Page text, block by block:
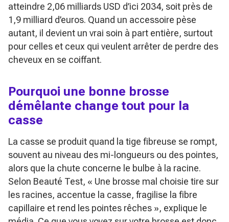
atteindre 2,06 milliards USD d’ici 2034, soit près de
1,9 milliard d’euros. Quand un accessoire pèse
autant, il devient un vrai soin à part entière, surtout
pour celles et ceux qui veulent arrêter de perdre des
cheveux en se coiffant.
Pourquoi une bonne brosse
démêlante change tout pour la
casse
La casse se produit quand la tige fibreuse se rompt,
souvent au niveau des mi-longueurs ou des pointes,
alors que la chute concerne le bulbe à la racine.
Selon Beauté Test, « Une brosse mal choisie tire sur
les racines, accentue la casse, fragilise la fibre
capillaire et rend les pointes rêches », explique le